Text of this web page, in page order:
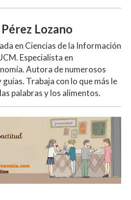
Lozano
en Ciencias de la Información
Especialista en
Autora de numerosos
guías. Trabaja con lo que más le
palabras y los alimentos.